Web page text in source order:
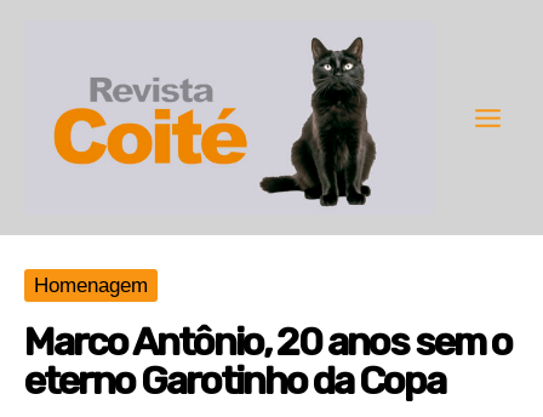
conteúdo
Homenagem
Marco Antônio, 20 anos sem o
eterno Garotinho da Copa